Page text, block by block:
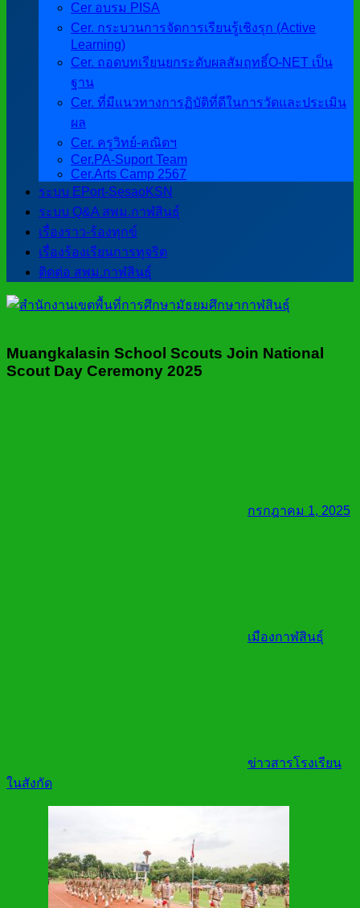
Cer อบรม PISA
Cer. กระบวนการจัดการเรียนรู้เชิงรุก (Active
Learning)
Cer. ถอดบทเรียนยกระดับผลสัมฤทธิ์O-NET เป็น
ฐาน
Cer. ที่มีแนวทางการฏิบัติที่ดีในการวัดและประเมิน
ผล
Cer. ครูวิทย์-คณิตฯ
Cer.PA-Suport Team
Cer.Arts Camp 2567
ระบบ EPort-SesaoKSN
ระบบ Q&A สพม.กาฬสินธุ์
เรื่องราว-ร้องทุกข์
เรื่องร้องเรียนการทุจริต
ติดต่อ สพม.กาฬสินธุ์
Muangkalasin School Scouts Join National
Scout Day Ceremony 2025
กรกฎาคม 1, 2025
เมืองกาฬสินธุ์
ข่าวสารโรงเรียน
ในสังกัด